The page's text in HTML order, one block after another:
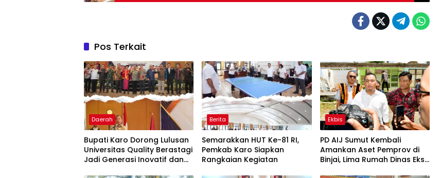
Pos Terkait
Daerah
Bupati Karo Dorong Lulusan
Universitas Quality Berastagi
Jadi Generasi Inovatif dan
Berita
Semarakkan HUT Ke-81 RI,
Pemkab Karo Siapkan
Rangkaian Kegiatan
Ekbis
PD AIJ Sumut Kembali
Amankan Aset Pemprov di
Binjai, Lima Rumah Dinas Eks